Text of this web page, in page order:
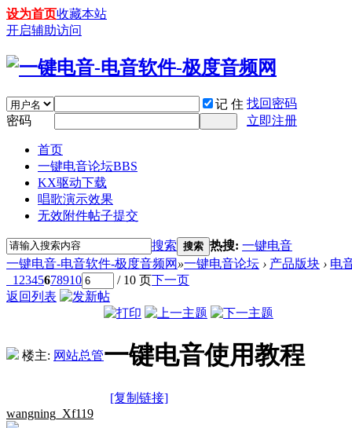
设为首页收藏本站
开启辅助访问
记 住 找回密码
密码
立即注册
首页
一键电音论坛BBS
KX驱动下载
唱歌演示效果
无效附件帖子提交
搜索 搜索 热搜: 一键电音
一键电音-电音软件-极度音频网 »一键电音论坛 › 产品版块 › 电
1 2345678910 / 10 页下一页
返回列表
楼主: 网站总管一键电音使用教程
[复制链接]
wangning_Xf119